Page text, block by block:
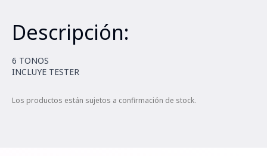
Descripción:
6 TONOS
INCLUYE TESTER
Los productos están sujetos a confirmación de stock.